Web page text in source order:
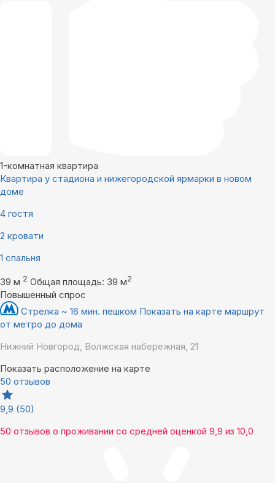
1-комнатная квартира
Квартира у стадиона и нижегородской ярмарки в новом
доме
4 гостя
2 кровати
1 спальня
39 м 2 Общая площадь: 39 м2
Повышенный спрос
Стрелка ~ 16 мин. пешком Показать на карте маршрут
от метро до дома
Нижний Новгород, Волжская набережная, 21
Показать расположение на карте
50 отзывов
9,9 (50)
50 отзывов о проживании со средней оценкой 9,9 из 10,0